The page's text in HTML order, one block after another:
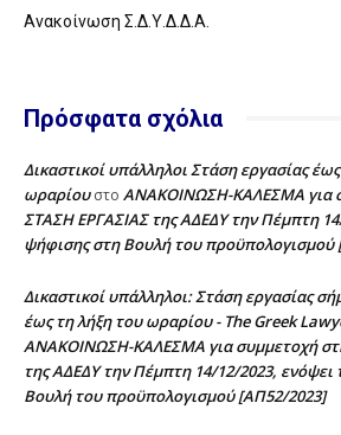
Ανακοίνωση Σ.Δ.Υ.Δ.Δ.Α.
Πρόσφατα σχόλια
Δικαστικοί υπάλληλοι Στάση εργασίας
ωραρίουστο ΑΝΑΚΟΙΝΩΣΗ-ΚΑΛΕΣΜΑ για
ΣΤΑΣΗ ΕΡΓΑΣΙΑΣ της ΑΔΕΔΥ την Πέμπτη
ψήφισης στη Βουλή του προϋπολογισμού
Δικαστικοί υπάλληλοι: Στάση εργασίας
έως τη λήξη του ωραρίου - The Greek
ΑΝΑΚΟΙΝΩΣΗ-ΚΑΛΕΣΜΑ για συμμετοχή
της ΑΔΕΔΥ την Πέμπτη 14/12/2023, ενόψει
Βουλή του προϋπολογισμού [ΑΠ52/2023]